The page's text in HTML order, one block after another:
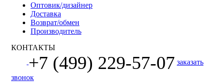
Оптовик/дизайнер
Доставка
Возврат/обмен
Производитель
КОНТАКТЫ
+7 (499) 229-57-07 заказать
звонок